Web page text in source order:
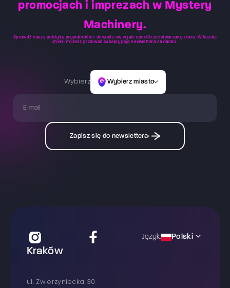
promocjach i imprezach w Mystery
Machinery.
Sprawdź naszą politykę prywatności
i dowiedz się w jaki sposób przetwarzamy dane. W każdej
chwili możesz przerwać subskrypcję newslettera za darmo.
Wybierz Wybierz miasto
Zapisz się do newslettera
Język: Polski
Kraków
ul. Zwierzyniecka 30